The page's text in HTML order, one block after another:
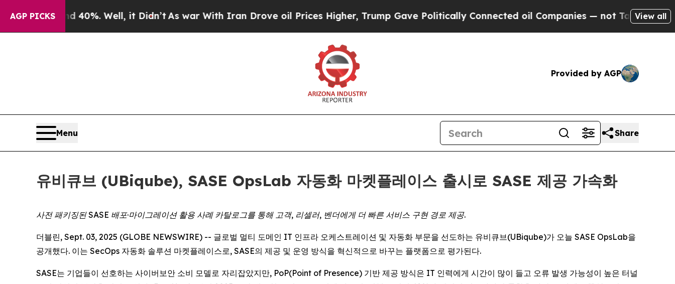
AGP PICKS
Around 40%. Well, it Didn’t As war With Iran Drove oil Prices Higher, Trump Gave Politically Connected oil Companies — not Taxpayers — the
View all
Provided by AGP
Menu Share
유비큐브 (UBiqube), SASE OpsLab 자동화 마켓플레이스 출시로 SASE 제공 가속화
사전 패키징된 SASE 배포·마이그레이션 활용 사례 카탈로그를 통해 고객, 리셀러, 벤더에게 더 빠른 서비스 구현 경로 제공.
더블린, Sept. 03, 2025 (GLOBE NEWSWIRE) -- 글로벌 멀티 도메인 IT 인프라 오케스트레이션 및 자동화 부문을 선도하는 유비큐브(UBiqube)가 오늘 SASE OpsLab을
공개했다. 이는 SecOps 자동화 솔루션 마켓플레이스로, SASE의 제공 및 운영 방식을 혁신적으로 바꾸는 플랫폼으로 평가된다.
SASE는 기업들이 선호하는 사이버보안 소비 모델로 자리잡았지만, PoP(Point of Presence) 기반 제공 방식은 IT 인력에게 시간이 많이 들고 오류 발생 가능성이 높은 터널